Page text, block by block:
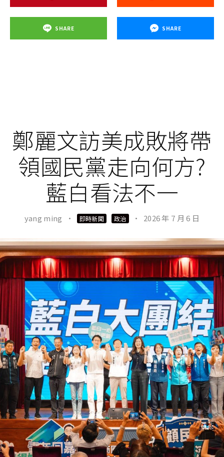
SHARE SHARE
鄭麗文訪美成敗將帶
領國民黨走向何方?
藍白看法不一
yang ming · 即時新聞 政治 · 2026 年 7 月 6 日